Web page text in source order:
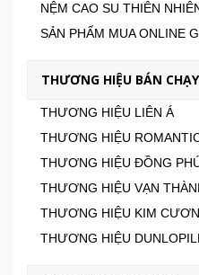
NỆM CAO SU THIÊN
SẢN PHẨM MUA ONLINE
THƯƠNG HIỆU BÁN CHẠY
THƯƠNG HIỆU LIÊN Á
THƯƠNG HIỆU
THƯƠNG HIỆU ĐỒNG
THƯƠNG HIỆU VẠN
THƯƠNG HIỆU KIM
THƯƠNG HIỆU